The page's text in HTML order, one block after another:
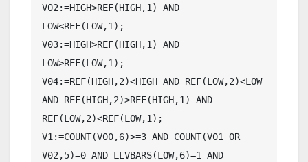
V02:=HIGH>REF(HIGH,1) AND
LOW<REF(LOW,1);
V03:=HIGH>REF(HIGH,1) AND
LOW>REF(LOW,1);
V04:=REF(HIGH,2)<HIGH AND REF(LOW,2)<LOW
AND REF(HIGH,2)>REF(HIGH,1) AND
REF(LOW,2)<REF(LOW,1);
V1:=COUNT(V00,6)>=3 AND COUNT(V01 OR
V02,5)=0 AND LLVBARS(LOW,6)=1 AND